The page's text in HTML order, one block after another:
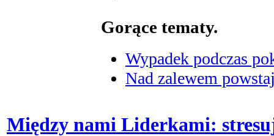
Gorące tematy.
Wypadek podczas
Nad zalewem
Między nami Liderkami: